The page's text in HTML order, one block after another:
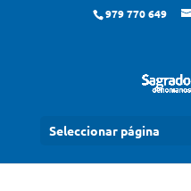
979 770 649
Seleccionar página